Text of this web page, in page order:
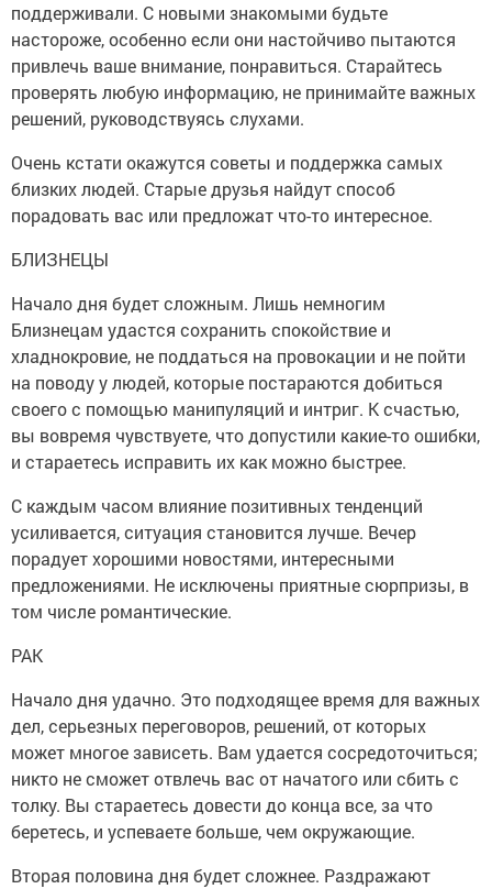
поддерживали. С новыми знакомыми будьте
настороже, особенно если они настойчиво пытаются
привлечь ваше внимание, понравиться. Старайтесь
проверять любую информацию, не принимайте важных
решений, руководствуясь слухами.
Очень кстати окажутся советы и поддержка самых
близких людей. Старые друзья найдут способ
порадовать вас или предложат что-то интересное.
БЛИЗНЕЦЫ
Начало дня будет сложным. Лишь немногим
Близнецам удастся сохранить спокойствие и
хладнокровие, не поддаться на провокации и не пойти
на поводу у людей, которые постараются добиться
своего с помощью манипуляций и интриг. К счастью,
вы вовремя чувствуете, что допустили какие-то ошибки,
и стараетесь исправить их как можно быстрее.
С каждым часом влияние позитивных тенденций
усиливается, ситуация становится лучше. Вечер
порадует хорошими новостями, интересными
предложениями. Не исключены приятные сюрпризы, в
том числе романтические.
РАК
Начало дня удачно. Это подходящее время для важных
дел, серьезных переговоров, решений, от которых
может многое зависеть. Вам удается сосредоточиться;
никто не сможет отвлечь вас от начатого или сбить с
толку. Вы стараетесь довести до конца все, за что
беретесь, и успеваете больше, чем окружающие.
Вторая половина дня будет сложнее. Раздражают